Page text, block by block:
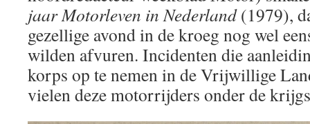
jaar Motorleven in Nederland(1979),
gezellige avond in de kroeg nog wel
wilden afvuren. Incidenten die
korps op te nemen in de Vrijwillige
vielen deze motorrijders onder de